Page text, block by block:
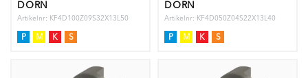
DORN
Artikelnr: KF4D100Z09S32X13L50
P M K S
DORN
Artikelnr: KF4D050Z04S22X13L40
P M K S